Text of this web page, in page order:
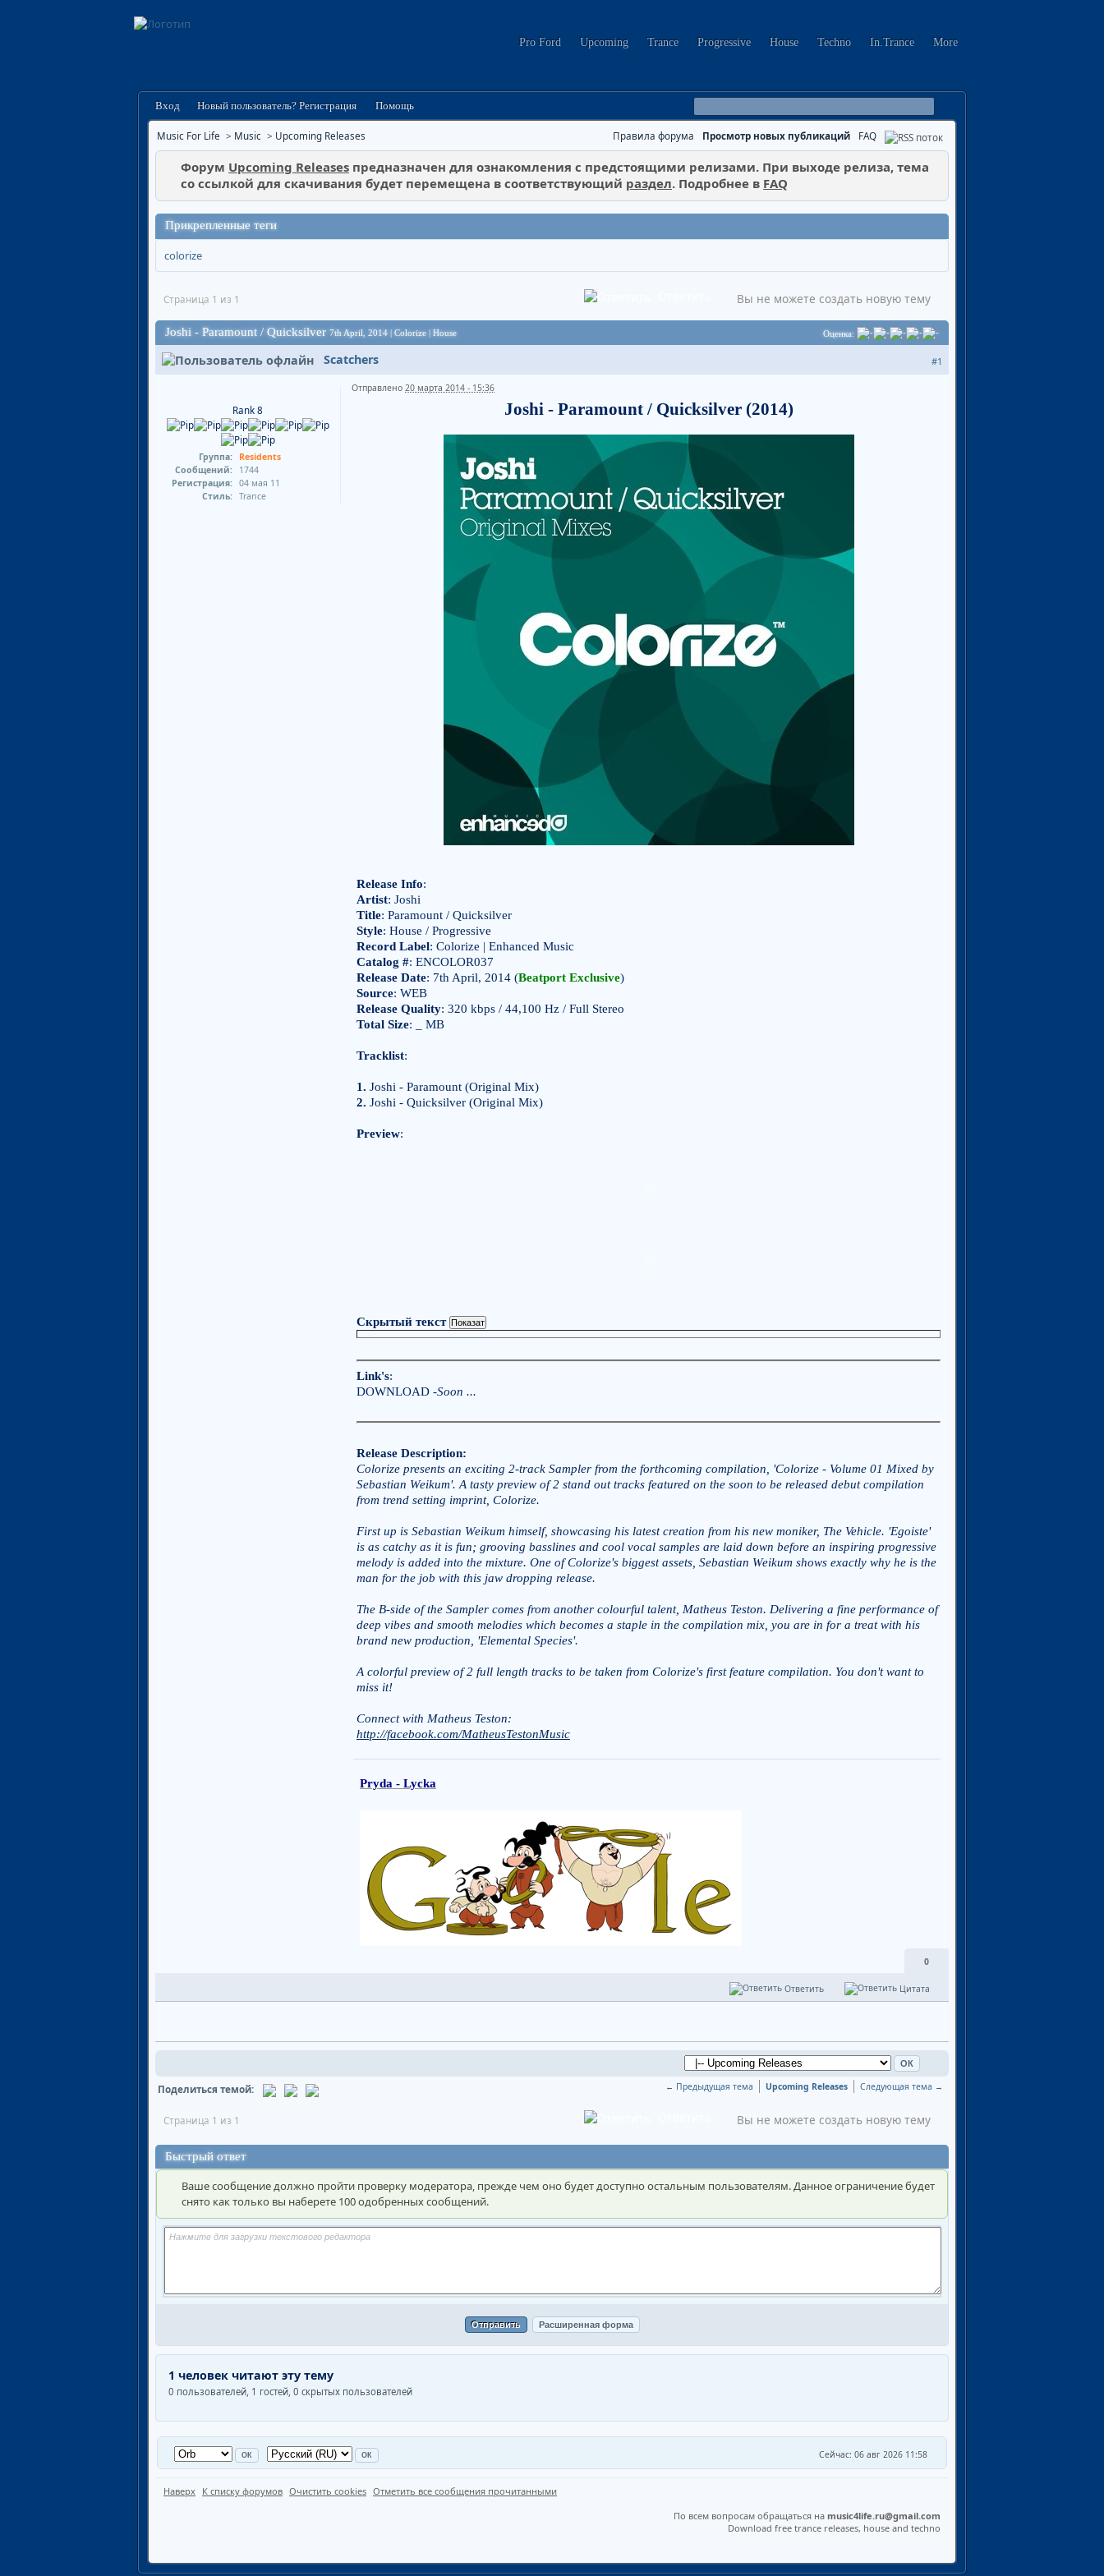
Pro Ford Upcoming Trance Progressive House Techno In.Trance More
Вход Новый пользователь? Регистрация Помощь
Music For Life > Music > Upcoming Releases Правила форума Просмотр новых публикаций FAQ
Форум Upcoming Releases предназначен для ознакомления с предстоящими релизами. При выходе релиза, тема
со ссылкой для скачивания будет перемещена в соответствующий раздел. Подробнее в FAQ
Прикрепленные теги
colorize
Страница 1 из 1 Вы не можете создать новую тему
Joshi - Paramount / Quicksilver 7th April, 2014 | Colorize | House Оценка:
#1
Scatchers
Rank 8
Группа:
Residents
Сообщений:
1744
Регистрация:
04 мая 11
Стиль:
Trance
Отправлено 20 марта 2014 - 15:36
Joshi - Paramount / Quicksilver (2014)
Release Info:
Artist: Joshi
Title: Paramount / Quicksilver
Style: House / Progressive
Record Label: Colorize | Enhanced Music
Catalog #: ENCOLOR037
Release Date: 7th April, 2014 (Beatport Exclusive)
Source: WEB
Release Quality: 320 kbps / 44,100 Hz / Full Stereo
Total Size: _ MB
Tracklist:
1. Joshi - Paramount (Original Mix)
2. Joshi - Quicksilver (Original Mix)
Preview:
Скрытый текст
Link's:
DOWNLOAD -Soon ...
Release Description:
Colorize presents an exciting 2-track Sampler from the forthcoming compilation, 'Colorize - Volume 01 Mixed by
Sebastian Weikum'. A tasty preview of 2 stand out tracks featured on the soon to be released debut compilation
from trend setting imprint, Colorize.
First up is Sebastian Weikum himself, showcasing his latest creation from his new moniker, The Vehicle. 'Egoiste'
is as catchy as it is fun; grooving basslines and cool vocal samples are laid down before an inspiring progressive
melody is added into the mixture. One of Colorize's biggest assets, Sebastian Weikum shows exactly why he is the
man for the job with this jaw dropping release.
The B-side of the Sampler comes from another colourful talent, Matheus Teston. Delivering a fine performance of
deep vibes and smooth melodies which becomes a staple in the compilation mix, you are in for a treat with his
brand new production, 'Elemental Species'.
A colorful preview of 2 full length tracks to be taken from Colorize's first feature compilation. You don't want to
miss it!
Connect with Matheus Teston:
http://facebook.com/MatheusTestonMusic
Pryda - Lycka
0
Цитата
Ответить
← Предыдущая тема Upcoming Releases Следующая тема →
Поделиться темой:
Страница 1 из 1 Вы не можете создать новую тему
Быстрый ответ
Ваше сообщение должно пройти проверку модератора, прежде чем оно будет доступно остальным пользователям. Данное ограничение будет
снято как только вы наберете 100 одобренных сообщений.
1 человек читают эту тему
0 пользователей, 1 гостей, 0 скрытых пользователей
Сейчас: 06 авг 2026 11:58
Наверх К списку форумов Очистить cookies Отметить все сообщения прочитанными
По всем вопросам обращаться на music4life.ru@gmail.com
Download free trance releases, house and techno